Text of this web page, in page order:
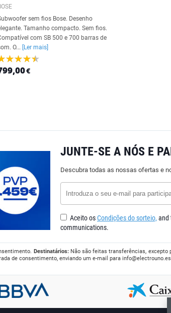
sem fios Bose. Desenho
Tamanho compacto. Sem fios.
com SB 500 e 700 barras de
O...
[Ler mais]
€
JUNTE-SE A NÓS E
Descubra todas as nossas ofertas e
Aceito osCondições do sorteio, and
communications.
Destinatários:Não são feitas transferências, excepto
de consentimento, enviando um e-mail para info@electrouno.es